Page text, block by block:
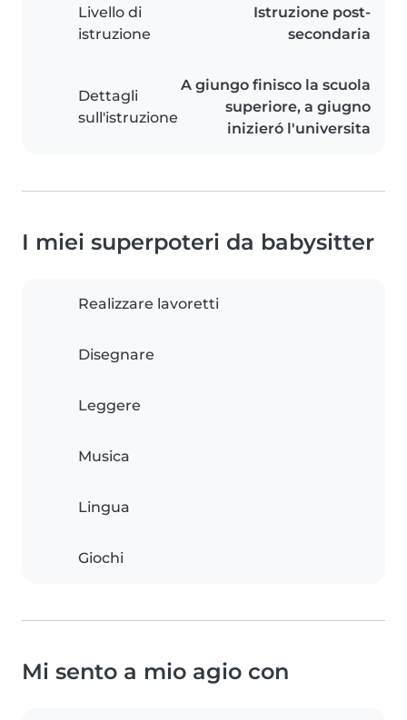
Livello di
istruzione
Istruzione post-
secondaria
Dettagli
sull'istruzione
A giungo finisco la scuola
superiore, a giugno
inizieró l'universita
I miei superpoteri da babysitter
Realizzare lavoretti
Disegnare
Leggere
Musica
Lingua
Giochi
Mi sento a mio agio con